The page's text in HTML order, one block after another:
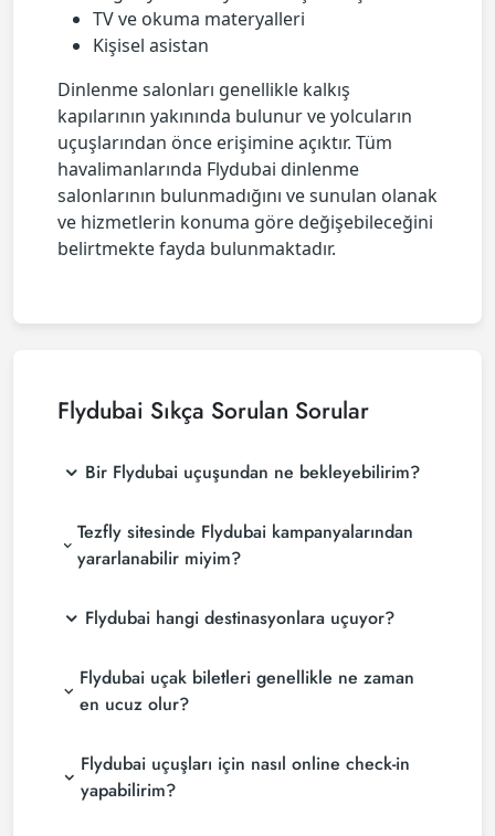
TV ve okuma materyalleri
Kişisel asistan
Dinlenme salonları genellikle kalkış
kapılarının yakınında bulunur ve yolcuların
uçuşlarından önce erişimine açıktır. Tüm
havalimanlarında Flydubai dinlenme
salonlarının bulunmadığını ve sunulan olanak
ve hizmetlerin konuma göre değişebileceğini
belirtmekte fayda bulunmaktadır.
Flydubai Sıkça Sorulan Sorular
Bir Flydubai uçuşundan ne bekleyebilirim?
Tezfly sitesinde Flydubai kampanyalarından
yararlanabilir miyim?
Flydubai hangi destinasyonlara uçuyor?
Flydubai uçak biletleri genellikle ne zaman
en ucuz olur?
Flydubai uçuşları için nasıl online check-in
yapabilirim?